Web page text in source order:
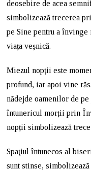
deosebire de acea
simbolizează trecerea
pe Sine pentru a
viața veșnică.
Miezul nopții este
profund, iar apoi vine
nădejde oamenilor de
întunericul morții prin
nopții simbolizează
Spaţiul întunecos al
sunt stinse,